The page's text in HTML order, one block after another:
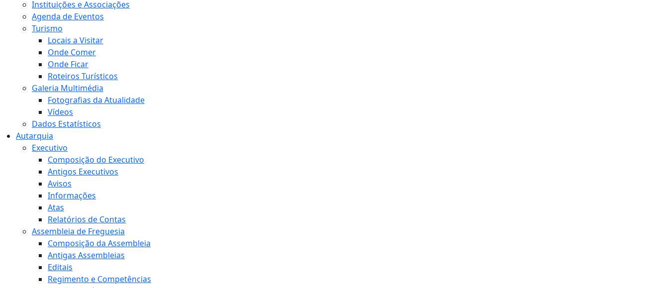
Instituições e Associações
Agenda de Eventos
Turismo
Locais a Visitar
Onde Comer
Onde Ficar
Roteiros Turísticos
Galeria Multimédia
Fotografias da Atualidade
Vídeos
Dados Estatísticos
Autarquia
Executivo
Composição do Executivo
Antigos Executivos
Avisos
Informações
Atas
Relatórios de Contas
Assembleia de Freguesia
Composição da Assembleia
Antigas Assembleias
Editais
Regimento e Competências